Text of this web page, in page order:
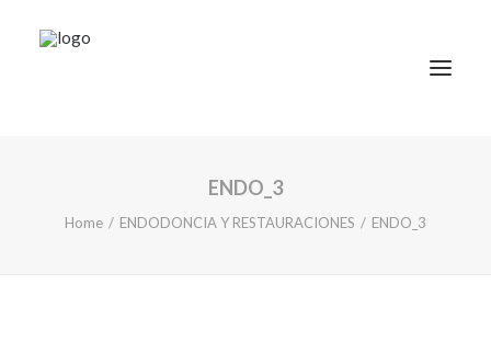
DOCTORES
ENDO_3
Home ENDODONCIA Y RESTAURACIONES ENDO_3